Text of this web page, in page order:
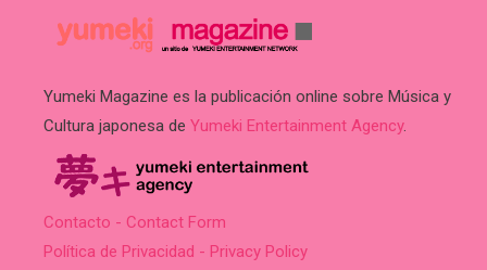
Yumeki Magazine es la publicación online sobre Música y
Cultura japonesa de Yumeki Entertainment Agency.
Contacto - Contact Form
Política de Privacidad - Privacy Policy